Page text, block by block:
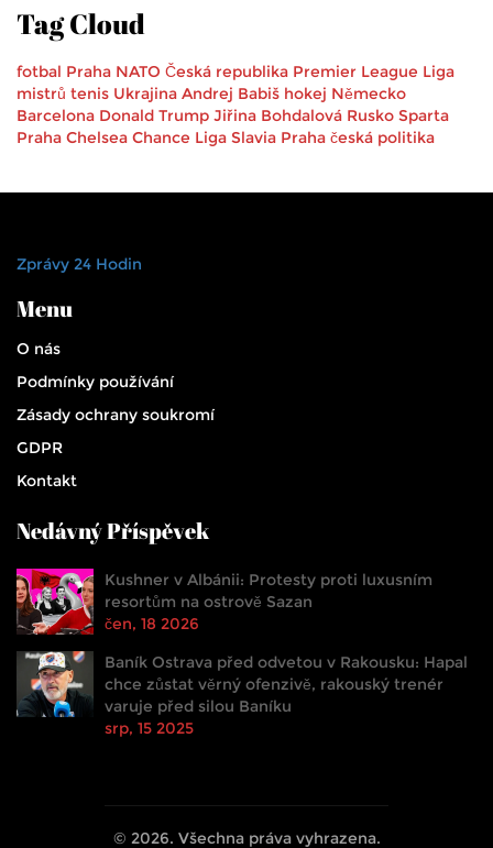
Tag Cloud
fotbal Praha NATO Česká republika Premier League Liga
mistrů tenis Ukrajina Andrej Babiš hokej Německo
Barcelona Donald Trump Jiřina Bohdalová Rusko Sparta
Praha Chelsea Chance Liga Slavia Praha česká politika
Zprávy 24 Hodin
Menu
O nás
Podmínky používání
Zásady ochrany soukromí
GDPR
Kontakt
Nedávný Příspěvek
Kushner v Albánii: Protesty proti luxusním
resortům na ostrově Sazan
čen, 18 2026
Baník Ostrava před odvetou v Rakousku: Hapal
chce zůstat věrný ofenzivě, rakouský trenér
varuje před silou Baníku
srp, 15 2025
© 2026. Všechna práva vyhrazena.